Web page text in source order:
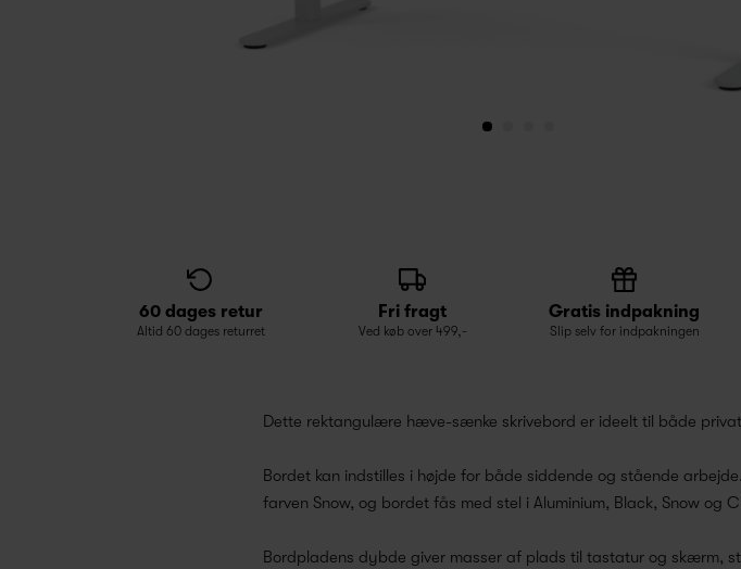
60 dages retur
Altid 60 dages returret
Fri fragt
Ved køb over 499,-
Gratis indpakning
Slip selv for indpakningen
Dette rektangulære hæve-sænke skrivebord er ideelt til både
Bordet kan indstilles i højde for både siddende og stående
farven Snow, og bordet fås med stel i Aluminium, Black, Snow
Bordpladens dybde giver masser af plads til tastatur og skærm,